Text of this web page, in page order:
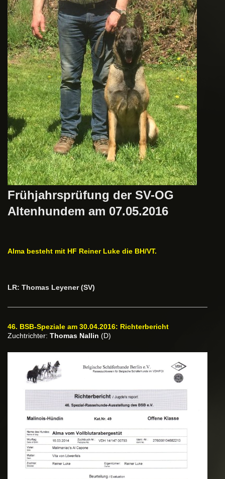
Frühjahrsprüfung der SV-OG
Altenhundem am 07.05.2016
Alma besteht mit HF Reiner Luke die BH/VT.
LR: Thomas Leyener (SV)
46. BSB-Speziale am 30.04.2016: Richterbericht
Zuchtrichter: Thomas Nallin (D)